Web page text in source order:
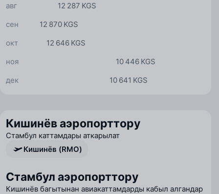
12 287 KGS
авг
12 870 KGS
сен
12 646 KGS
окт
10 446 KGS
ноя
10 641 KGS
дек
Кишинёв аэропорттору
Стамбул каттамдары аткарылат
Кишинёв (RMO)
Стамбул аэропорттору
Кишинёв багытынан авиакаттамдарды кабыл алгандар